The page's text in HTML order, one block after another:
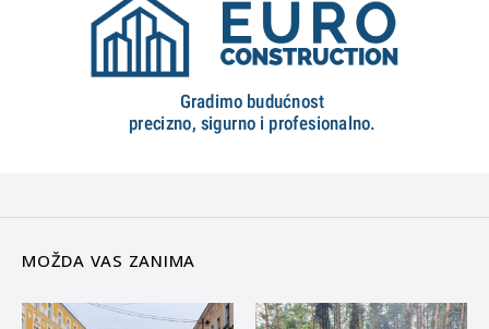
MOŽDA VAS ZANIMA